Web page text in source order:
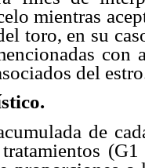
mientras
toro, en su
con
del
de